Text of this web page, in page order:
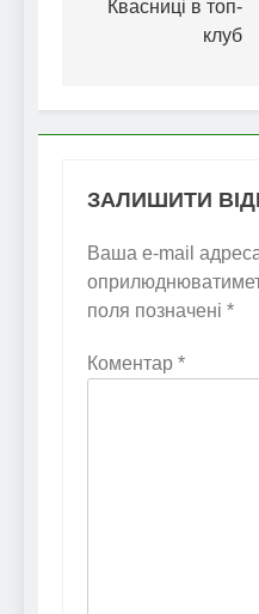
Квасниці в топ-
клуб
ЗАЛИШИТИ
Ваша e-mail
поля позначені *
Коментар *